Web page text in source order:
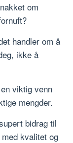
om
handler om å
ikke å
viktig venn
mengder.
bidrag til
kvalitet og